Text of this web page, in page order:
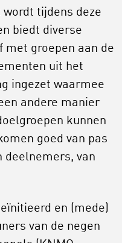
tijdens deze
biedt diverse
groepen aan de
uit het
ingezet waarmee
andere manier
kunnen
goed van pas
deelnemers, van
en (mede)
van de negen